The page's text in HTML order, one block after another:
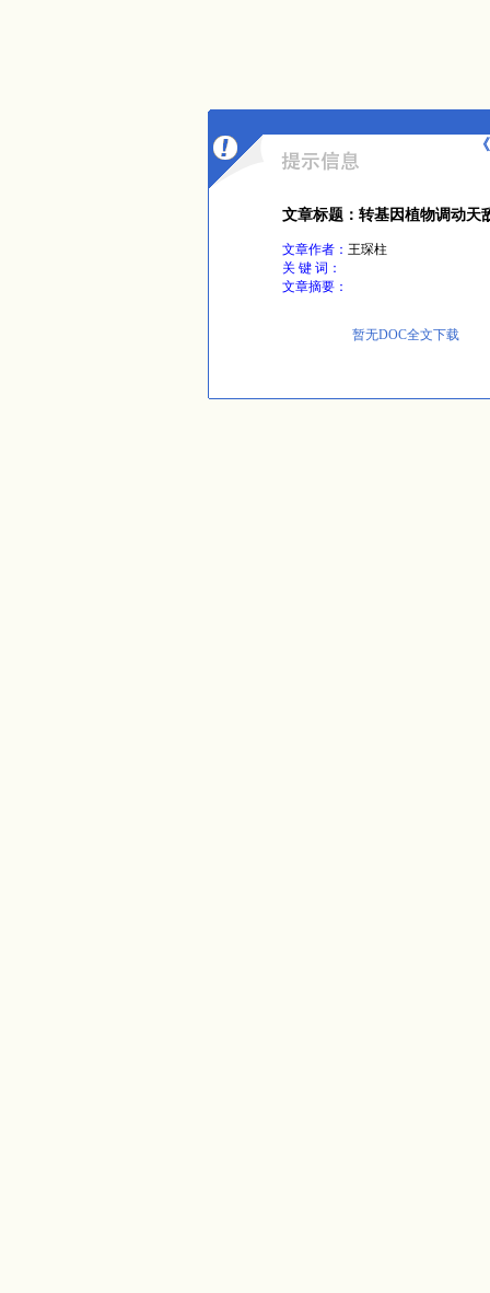
文章标题：转基因植物调动天
文章作者： 王琛柱
关 键 词：
文章摘要：
暂无DOC全文下载